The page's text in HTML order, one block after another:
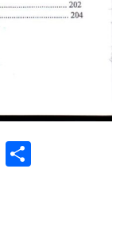
Mail.Ru